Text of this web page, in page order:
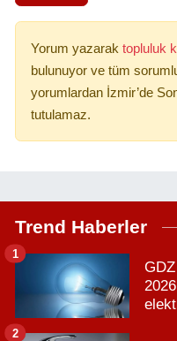
Yorum yazarak topluluk
bulunuyor ve tüm
yorumlardan İzmir’de
tutulamaz.
Trend Haberler
1
2